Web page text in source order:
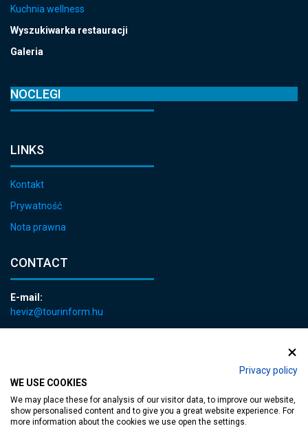
Privacy policy
WE USE COOKIES
We may place these for analysis of our visitor data, to improve our website,
show personalised content and to give you a great website experience. For
more information about the cookies we use open the settings.
Kuchnia wellness
Wyszukiwarka restauracji
Galeria
NOCLEGI
LINKS
Kontakt
Prywatność
Nota prawna
CONTACT
E-mail:
heviz@tourinform.hu